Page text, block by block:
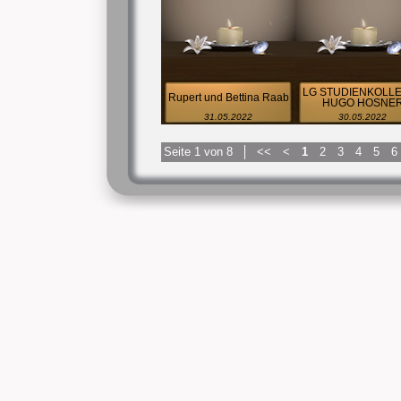
Rupert und Bettina Raab
31.05.2022
LG
HUGO
30.05.2022
Seite 1 von 8 << < 1 2 3 4 5 6